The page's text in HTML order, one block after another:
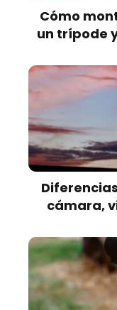
Cómo
un trípode
cámara,